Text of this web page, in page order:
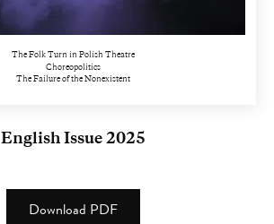
The Folk Turn in Polish Theatre
Choreopolitics
The Failure of the Nonexistent
English Issue 2025
Download PDF